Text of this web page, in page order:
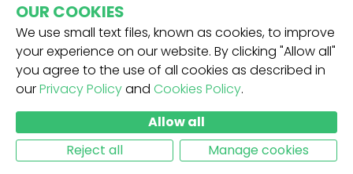
OUR COOKIES
We use small text files, known as cookies, to improve
your experience on our website. By clicking "Allow all"
you agree to the use of all cookies as described in
ourPrivacy Policyand Cookies Policy.
Allow all
Reject all
Manage cookies